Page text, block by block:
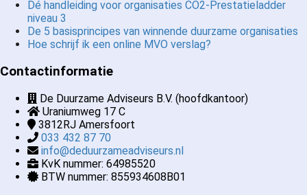
Dé handleiding voor organisaties CO2-Prestatieladder
niveau 3
De 5 basisprincipes van winnende duurzame organisaties
Hoe schrijf ik een online MVO verslag?
Contactinformatie
De Duurzame Adviseurs B.V. (hoofdkantoor)
Uraniumweg 17 C
3812RJ Amersfoort
033 432 87 70
info@deduurzameadviseurs.nl
KvK nummer: 64985520
BTW nummer: 855934608B01